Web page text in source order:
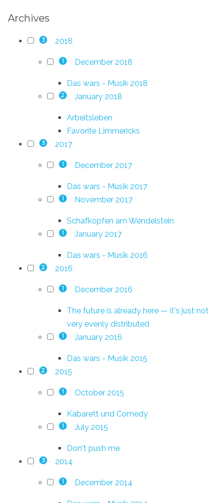
Archives
3 2018
1 December 2018
Das wars - Musik 2018
2 January 2018
Arbeitsleben
Favorite Limmericks
3 2017
1 December 2017
Das wars - Musik 2017
1 November 2017
Schafkopfen am Wendelstein
1 January 2017
Das wars - Musik 2016
2 2016
1 December 2016
The future is already here — it's just not
very evenly distributed
1 January 2016
Das wars - Musik 2015
2 2015
1 October 2015
Kabarett und Comedy
1 July 2015
Don't push me
3 2014
1 December 2014